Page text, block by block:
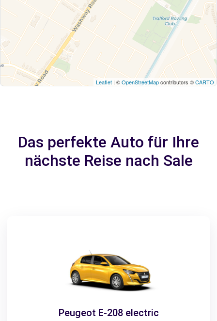
Leaflet | ©OpenStreetMapcontributors ©CARTO
Das perfekte Auto für Ihre
nächste Reise nach Sale
Peugeot E-208 electric